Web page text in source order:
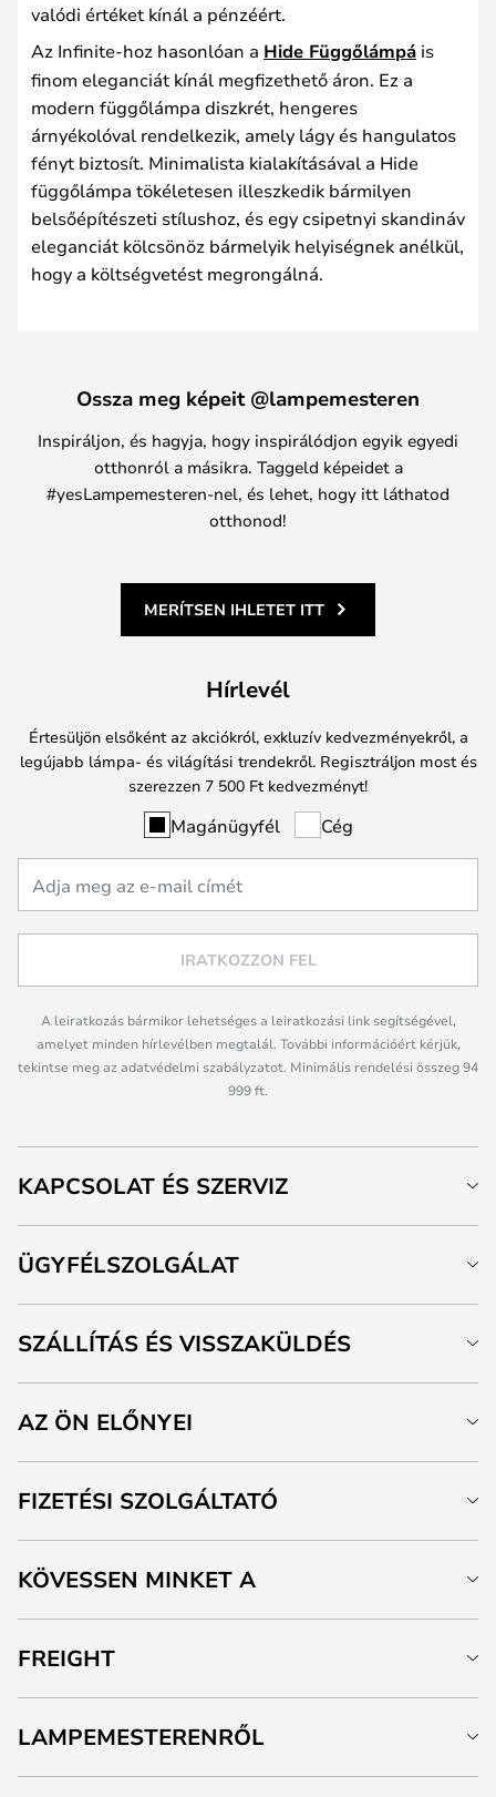
valódi értéket kínál a pénzéért.
Az Infinite-hoz hasonlóan a Hide Függőlámpá is
finom eleganciát kínál megfizethető áron. Ez a
modern függőlámpa diszkrét, hengeres
árnyékolóval rendelkezik, amely lágy és hangulatos
fényt biztosít. Minimalista kialakításával a Hide
függőlámpa tökéletesen illeszkedik bármilyen
belsőépítészeti stílushoz, és egy csipetnyi skandináv
eleganciát kölcsönöz bármelyik helyiségnek anélkül,
hogy a költségvetést megrongálná.
Ossza meg képeit @lampemesteren
Inspiráljon, és hagyja, hogy inspirálódjon egyik egyedi
otthonról a másikra. Taggeld képeidet a
#yesLampemesteren-nel, és lehet, hogy itt láthatod
otthonod!
MERÍTSEN IHLETET ITT
Hírlevél
Értesüljön elsőként az akciókról, exkluzív kedvezményekről, a
legújabb lámpa- és világítási trendekről. Regisztráljon most és
szerezzen 7 500 Ft kedvezményt!
Magánügyfél Cég
IRATKOZZON FEL
A leiratkozás bármikor lehetséges a leiratkozási link segítségével,
amelyet minden hírlevélben megtalál. További információért kérjük,
tekintse meg az adatvédelmi szabályzatot. Minimális rendelési összeg 94
999 ft.
KAPCSOLAT ÉS SZERVIZ
ÜGYFÉLSZOLGÁLAT
SZÁLLÍTÁS ÉS VISSZAKÜLDÉS
AZ ÖN ELŐNYEI
FIZETÉSI SZOLGÁLTATÓ
KÖVESSEN MINKET A
FREIGHT
LAMPEMESTERENRŐL